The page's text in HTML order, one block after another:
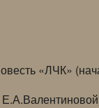
«ЛЧК»